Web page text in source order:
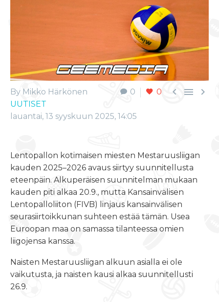
0 0   
By Mikko Härkönen
UUTISET
lauantai, 13 syyskuun 2025, 14:05
Lentopallon kotimaisen miesten Mestaruusliigan
kauden 2025–2026 avaus siirtyy suunnitellusta
eteenpäin. Alkuperäisen suunnitelman mukaan
kauden piti alkaa 20.9., mutta Kansainvälisen
Lentopalloliiton (FIVB) linjaus kansainvälisen
seurasiirtoikkunan suhteen estää tämän. Usea
Euroopan maa on samassa tilanteessa omien
liigojensa kanssa.
Naisten Mestaruusliigan alkuun asialla ei ole
vaikutusta, ja naisten kausi alkaa suunnitellusti
26.9.